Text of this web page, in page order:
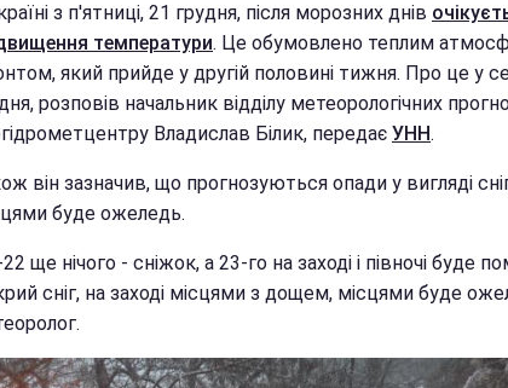
з п'ятниці, 21 грудня, після морозних днів
температури. Це обумовлено теплим
який прийде у другій половині тижня. Про це у
розповів начальник відділу метеорологічних
Владислав Білик, передає УНН.
він зазначив, що прогнозуються опади у вигляді
буде ожеледь.
ще нічого - сніжок, а 23-го на заході і півночі буде
сніг, на заході місцями з дощем, місцями буде